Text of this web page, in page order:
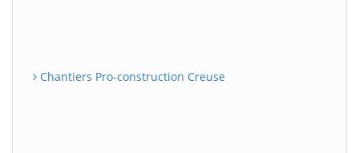
Chantiers Pro-construction Creuse